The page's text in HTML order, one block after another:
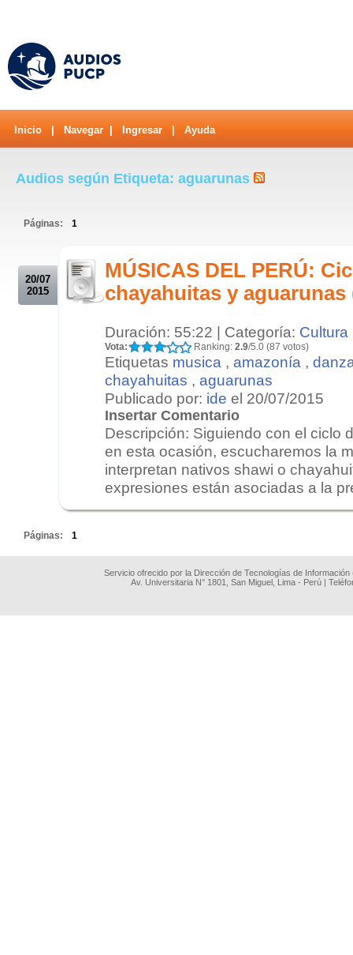
Inicio Navegar Ingresar Ayuda
Audios según Etiqueta: aguarunas
Páginas: 1
20/07
2015
MÚSICAS DEL PERÚ:
chayahuitas y aguarunas
Duración: 55:22 | Categoría: Cultura
Vota: Ranking: 2.9/5.0 (87 votos)
Etiquetas musica , amazonía ,
chayahuitas , aguarunas
Publicado por: ide el 20/07/2015
Insertar Comentario
Descripción: Siguiendo con el ciclo
en esta ocasión, escucharemos la
interpretan nativos shawi o
expresiones están asociadas a la
Páginas: 1
Servicio ofrecido por la Dirección de Tecnologías de
Av. Universitaria N° 1801, San Miguel, Lima - Perú |